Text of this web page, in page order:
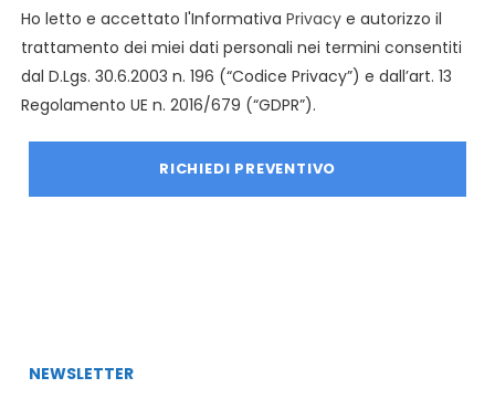
Ho letto e accettato l'Informativa Privacy e autorizzo il
trattamento dei miei dati personali nei termini consentiti
dal D.Lgs. 30.6.2003 n. 196 (“Codice Privacy”) e dall’art. 13
Regolamento UE n. 2016/679 (“GDPR”).
NEWSLETTER